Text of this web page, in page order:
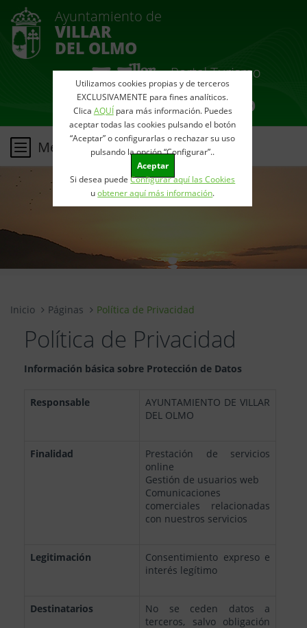
Utilizamos cookies propias y de terceros
EXCLUSIVAMENTE para fines analíticos.
Clica AQUÍpara más información. Puedes
aceptar todas las cookies pulsando el botón
“Aceptar” o configurarlas o rechazar su uso
pulsando la opción “Configurar”..
Aceptar
Si desea puedeConfigurar aquí las Cookies
uobtener aquí más información.
Ayuntamiento de
VILLAR
DEL OLMO
Menu
Inicio Páginas Política de Privacidad
Política de Privacidad
Información básica sobre Protección de Datos
Responsable
AYUNTAMIENTO DE VILLAR
DEL OLMO
Finalidad
Prestación de servicios
online
Gestión de usuarios web
Comunicaciones
comerciales relacionadas
con nuestros servicios
Legitimación
Consentimiento expreso e
interés legítimo
Destinatarios
No se ceden datos a
terceros, salvo obligación